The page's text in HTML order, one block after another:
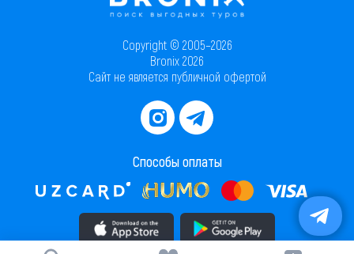
Copyright © 2005–2026
Bronix 2026
Сайт не является публичной офертой
Способы оплаты
Скачать приложение в AppStore Скачать приложение в PlayMarket